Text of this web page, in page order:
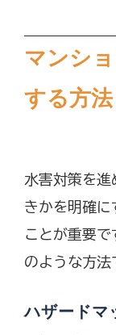
マンシ
する方法
水害対策を進
きかを明確に
ことが重要
のような方法
ハザードマ